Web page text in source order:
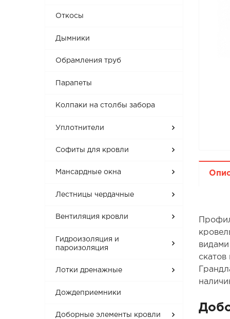
Откосы
Дымники
Обрамления труб
Парапеты
Колпаки на столбы забора
Уплотнители
Софиты для кровли
Мансардные окна
Лестницы чердачные
Вентиляция кровли
Гидроизоляция и
пароизоляция
Лотки дренажные
Дождеприемники
Доборные элементы кровли